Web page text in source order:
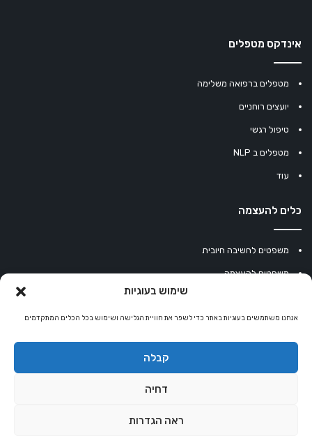
שימוש בעוגיות
אנחנו משתמשים בעוגיות באתר כדי לשפר את חוויית הגלישה ושימוש בכל הכלים המתקדמים
קבלה
דחיה
ראה הגדרות
אינדקס מטפלים
מטפלים ברפואה משלימה
יועצים רוחניים
טיפול רגשי
מטפלים ב NLP
עוד
כלים להעצמה
משפטים לחשיבה חיובית
משפטים להעצמה
מחשבון נומרולוגיה
קריסטלים למזלות
© כל הזכויות שמורות 2026 |